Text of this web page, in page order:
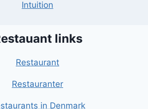
Intuition
links
Restaurant
Restauranter
in Denmark